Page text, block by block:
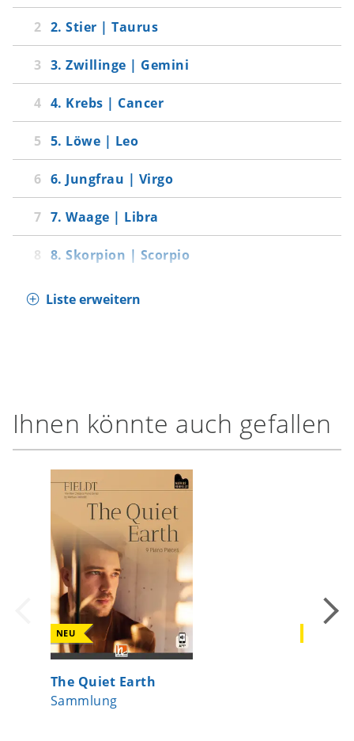
2. Stier | Taurus
3. Zwillinge | Gemini
4. Krebs | Cancer
5. Löwe | Leo
6. Jungfrau | Virgo
7. Waage | Libra
8. Skorpion | Scorpio
Liste erweitern
Ihnen könnte auch gefallen
NEU
The Quiet Earth
Sammlung